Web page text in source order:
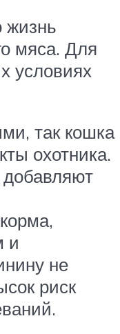
жизнь
мяса. Для
условиях
так кошка
охотника.
добавляют
и
не
риск